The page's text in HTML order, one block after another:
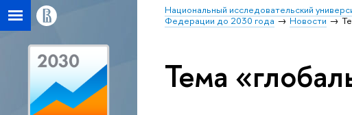
Национальный исследовательский
Федерации до 2030 года
Новости
Тема